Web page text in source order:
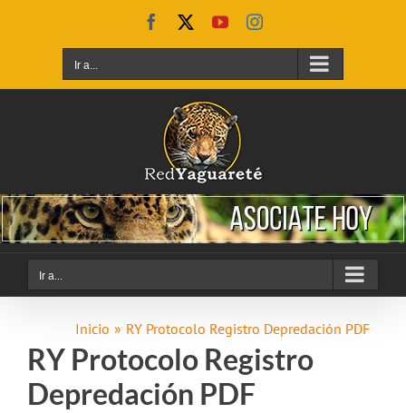
Facebook YouTubeInstagram
Ir a...
Ir a...
Inicio RY Protocolo Registro Depredación PDF
RY Protocolo Registro
Depredación PDF